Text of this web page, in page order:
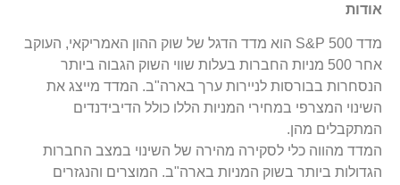
אודות
מדד 500 S&P הוא מדד הדגל של שוק ההון האמריקאי, העוקב
אחר 500 מניות החברות בעלות שווי השוק הגבוה ביותר
הנסחרות בבורסות לניירות ערך בארה"ב. המדד מייצג את
השינוי המצרפי במחירי המניות הללו כולל הדיבידנדים
המתקבלים מהן.
המדד מהווה כלי לסקירה מהירה של השינוי במצב החברות
הגדולות ביותר בשוק המניות בארה"ב. המוצרים והנגזרים